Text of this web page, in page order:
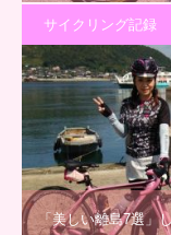
サイクリング記録
「美しい離島7選」